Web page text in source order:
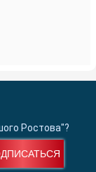
Ростова"?